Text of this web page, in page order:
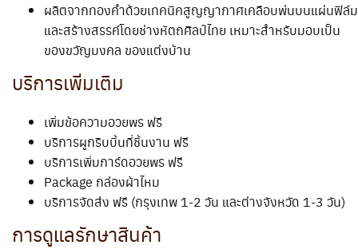
ผลิตจากทองคำด้วยเทคนิคสูญญากาศเคลือบพ่นบนแผ่นฟิล์ม
และสร้างสรรค์โดยช่างหัตถศิลป์ไทย เหมาะสำหรับมอบเป็น
ของขวัญมงคล ของแต่งบ้าน
บริการเพิ่มเติม
เพิ่มข้อความอวยพร ฟรี
บริการผูกริบบิ้นที่ชิ้นงาน ฟรี
บริการเพิ่มการ์ดอวยพร ฟรี
Package กล่องผ้าไหม
บริการจัดส่ง ฟรี (กรุงเทพ 1-2 วัน และต่างจังหวัด 1-3 วัน)
การดูแลรักษาสินค้า